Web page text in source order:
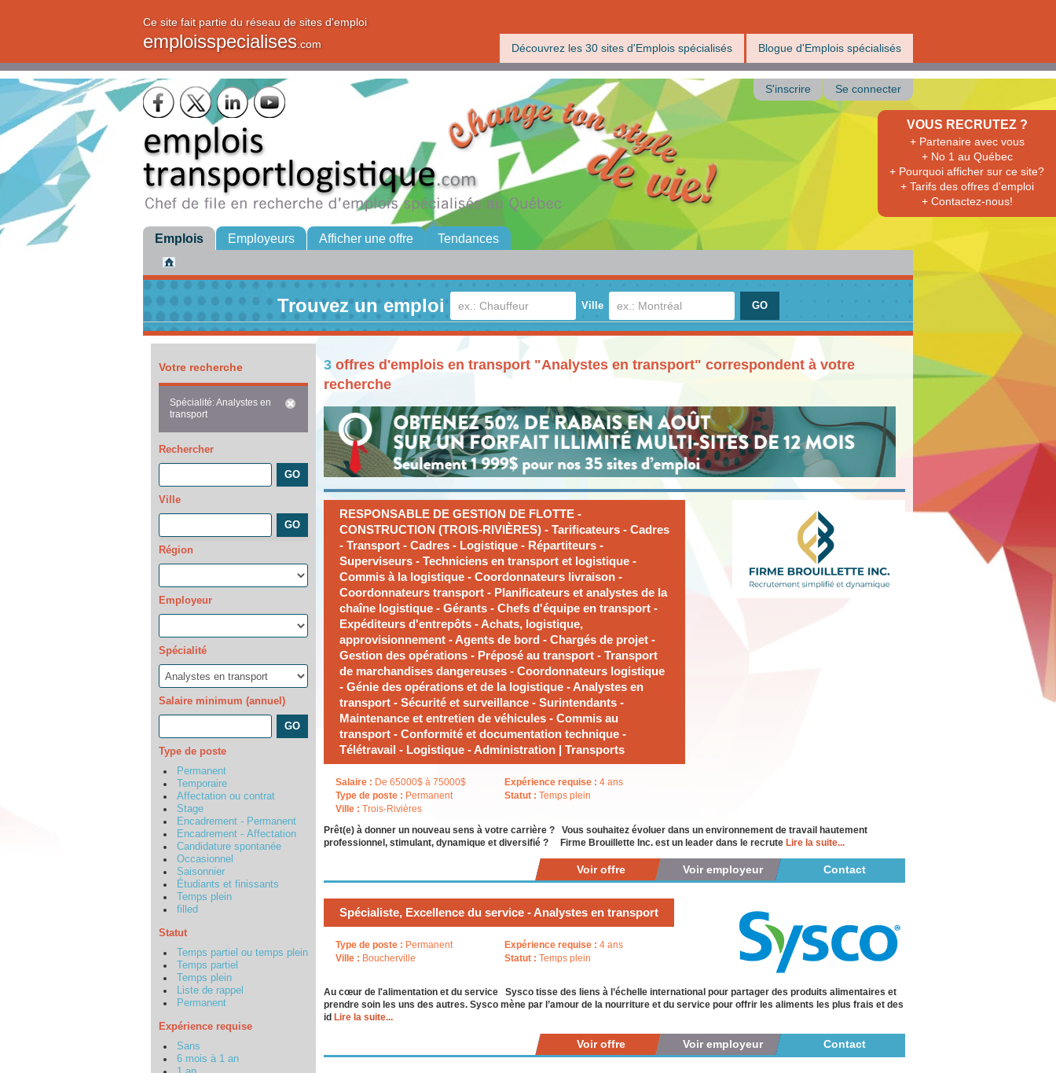
Ce site fait partie du réseau de sites d'emploi
emploisspecialises.com Découvrez les 30 sites d'Emplois spécialisés Blogue d'Emplois spécialisés
VOUS RECRUTEZ ?
+ Partenaire avec vous
+ No 1 au Québec
+ Pourquoi afficher sur ce site?
+ Tarifs des offres d'emploi
+ Contactez-nous!
S'inscrire Se connecter
Emplois Employeurs Afficher une offre Tendances
Trouvez un emploi Ville
Votre recherche
Spécialité: Analystes en
transport
Rechercher
Ville
Région
Employeur
Spécialité
Salaire minimum (annuel)
Type de poste
Permanent
Temporaire
Affectation ou contrat
Stage
Encadrement - Permanent
Encadrement - Affectation
Candidature spontanée
Occasionnel
Saisonnier
Étudiants et finissants
Temps plein
filled
Statut
Temps partiel ou temps plein
Temps partiel
Temps plein
Liste de rappel
Permanent
Expérience requise
Sans
6 mois à 1 an
3 offres d'emplois en transport "Analystes en transport" correspondent à votre
recherche
RESPONSABLE DE GESTION DE FLOTTE -
CONSTRUCTION (TROIS-RIVIÈRES) - Tarificateurs - Cadres
- Transport - Cadres - Logistique - Répartiteurs -
Superviseurs - Techniciens en transport et logistique -
Commis à la logistique - Coordonnateurs livraison -
Coordonnateurs transport - Planificateurs et analystes de la
chaîne logistique - Gérants - Chefs d'équipe en transport -
Expéditeurs d'entrepôts - Achats, logistique,
approvisionnement - Agents de bord - Chargés de projet -
Gestion des opérations - Préposé au transport - Transport
de marchandises dangereuses - Coordonnateurs logistique
- Génie des opérations et de la logistique - Analystes en
transport - Sécurité et surveillance - Surintendants -
Maintenance et entretien de véhicules - Commis au
transport - Conformité et documentation technique -
Télétravail - Logistique - Administration | Transports
Salaire : De 65000$ à 75000$
Type de poste : Permanent
Ville : Trois-Rivières
Expérience requise : 4 ans
Statut : Temps plein
Prêt(e) à donner un nouveau sens à votre carrière ? Vous souhaitez évoluer dans un environnement de travail hautement
professionnel, stimulant, dynamique et diversifié ? Firme Brouillette Inc. est un leader dans le recrute Lire la suite...
Voir offre Voir employeur Contact
Spécialiste, Excellence du service - Analystes en transport
Type de poste : Permanent
Ville : Boucherville
Expérience requise : 4 ans
Statut : Temps plein
Au cœur de l'alimentation et du service Sysco tisse des liens à l’échelle international pour partager des produits alimentaires et
prendre soin les uns des autres. Sysco mène par l’amour de la nourriture et du service pour offrir les aliments les plus frais et des
id Lire la suite...
Voir offre Voir employeur Contact